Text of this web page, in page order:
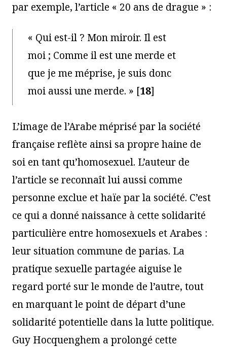
par exemple, l’article « 20 ans de drague » :
« Qui est-il ? Mon miroir. Il est
moi ; Comme il est une merde et
que je me méprise, je suis donc
moi aussi une merde. » [18]
L’image de l’Arabe méprisé par la société
française reflète ainsi sa propre haine de
soi en tant qu’homosexuel. L’auteur de
l’article se reconnaît lui aussi comme
personne exclue et haïe par la société. C’est
ce qui a donné naissance à cette solidarité
particulière entre homosexuels et Arabes :
leur situation commune de parias. La
pratique sexuelle partagée aiguise le
regard porté sur le monde de l’autre, tout
en marquant le point de départ d’une
solidarité potentielle dans la lutte politique.
Guy Hocquenghem a prolongé cette